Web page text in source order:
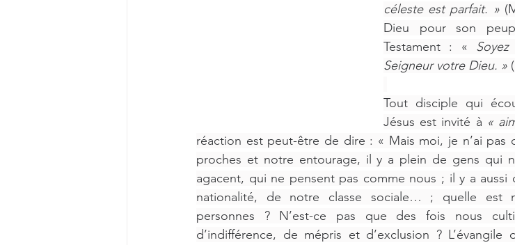
céleste est parfait. »
Dieu pour son
Testament : «
Seigneur votre Dieu. »
Tout disciple qui
Jésus est invité à «
réaction est peut-être de dire : « Mais moi, je n’ai pas
proches et notre entourage, il y a plein de gens qui
agacent, qui ne pensent pas comme nous ; il y a
nationalité, de notre classe sociale… ; quelle est
personnes ? N’est-ce pas que des fois nous
d’indifférence, de mépris et d’exclusion ?